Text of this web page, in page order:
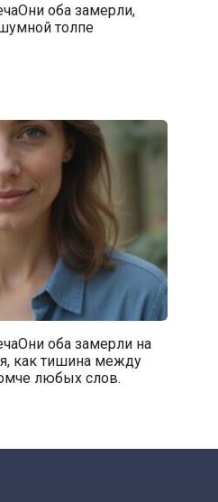
оба замерли,
толпе
оба замерли на
как тишина между
любых слов.